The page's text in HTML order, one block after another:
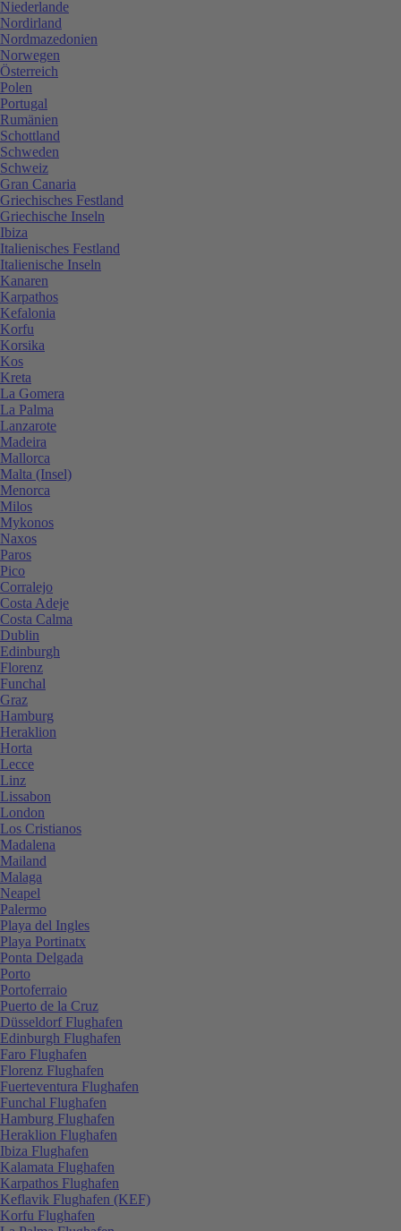
Niederlande
Nordirland
Nordmazedonien
Norwegen
Österreich
Polen
Portugal
Rumänien
Schottland
Schweden
Schweiz
Gran Canaria
Griechisches Festland
Griechische Inseln
Ibiza
Italienisches Festland
Italienische Inseln
Kanaren
Karpathos
Kefalonia
Korfu
Korsika
Kos
Kreta
La Gomera
La Palma
Lanzarote
Madeira
Mallorca
Malta (Insel)
Menorca
Milos
Mykonos
Naxos
Paros
Pico
Corralejo
Costa Adeje
Costa Calma
Dublin
Edinburgh
Florenz
Funchal
Graz
Hamburg
Heraklion
Horta
Lecce
Linz
Lissabon
London
Los Cristianos
Madalena
Mailand
Malaga
Neapel
Palermo
Playa del Ingles
Playa Portinatx
Ponta Delgada
Porto
Portoferraio
Puerto de la Cruz
Düsseldorf Flughafen
Edinburgh Flughafen
Faro Flughafen
Florenz Flughafen
Fuerteventura Flughafen
Funchal Flughafen
Hamburg Flughafen
Heraklion Flughafen
Ibiza Flughafen
Kalamata Flughafen
Karpathos Flughafen
Keflavik Flughafen (KEF)
Korfu Flughafen